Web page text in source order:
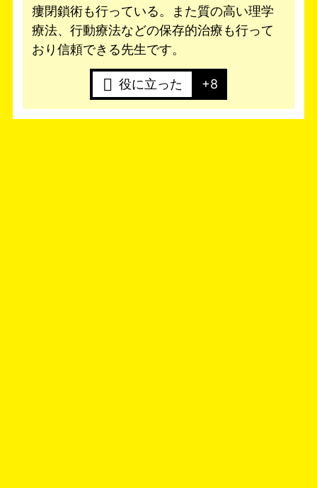
瘻閉鎖術も行っている。また質の高い理学
療法、行動療法などの保存的治療も行って
おり信頼できる先生です。
役に立った +8